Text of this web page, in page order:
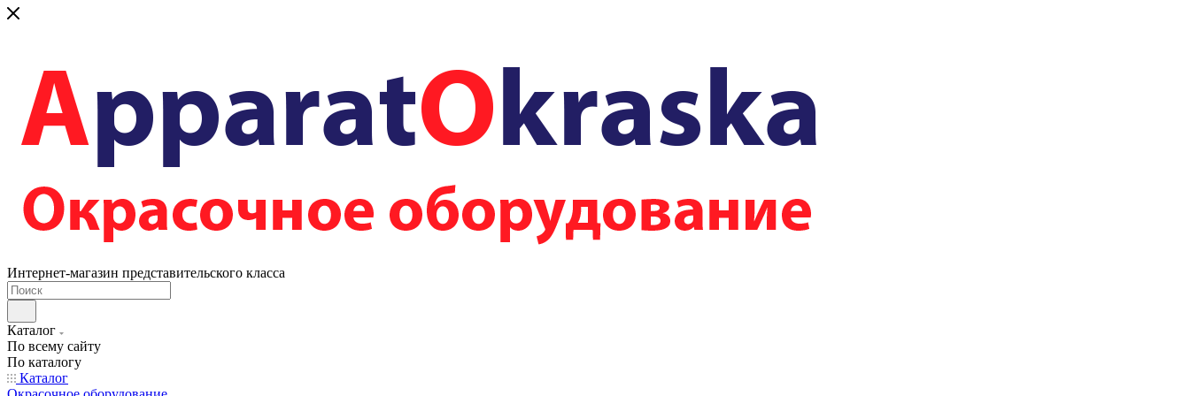
Интернет-магазин представительского класса
Каталог
По всему сайту
По каталогу
Каталог